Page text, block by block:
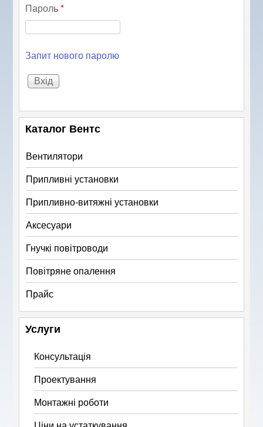
Пароль*
Запит нового паролю
Каталог Вентс
Вентилятори
Припливні установки
Припливно-витяжні установки
Аксесуари
Гнучкі повітроводи
Повітряне опалення
Прайс
Услуги
Консультація
Проектування
Монтажні роботи